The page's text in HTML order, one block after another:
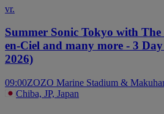
vr.
Summer Sonic Tokyo with
en-Ciel and many more - 3
2026)
09:00ZOZO Marine Stadium &
Chiba, JP, Japan